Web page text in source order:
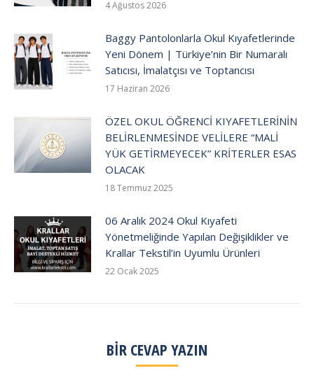
4 Ağustos 2026
Baggy Pantolonlarla Okul Kıyafetlerinde
Yeni Dönem | Türkiye’nin Bir Numaralı
Satıcısı, İmalatçısı ve Toptancısı
17 Haziran 2026
ÖZEL OKUL ÖĞRENCİ KIYAFETLERİNİN
BELİRLENMESİNDE VELİLERE “MALİ
YÜK GETİRMEYECEK” KRİTERLER ESAS
OLACAK
18 Temmuz 2025
06 Aralık 2024 Okul Kıyafeti
Yönetmeliğinde Yapılan Değişiklikler ve
Krallar Tekstil’in Uyumlu Ürünleri
22 Ocak 2025
BIR CEVAP YAZIN